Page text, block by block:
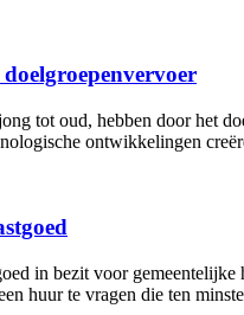
tot oud, hebben door het
ontwikkelingen
in bezit voor
huur te vragen die ten